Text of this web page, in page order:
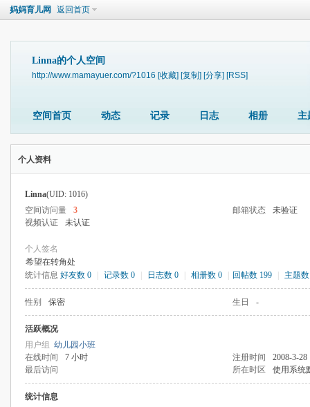
妈妈育儿网 返回首页
Linna的个人空间
http://www.mamayuer.com/?1016 [收藏] [复制] [分享] [RSS]
空间首页 动态 记录 日志 相册 主
个人资料
Linna(UID: 1016)
空间访问量
3 邮箱状态
未验证
视频认证
未认证
个人签名
希望在转角处
统计信息 好友数 0 记录数 0 日志数 0 相册数 0 回帖数 199 主题
性别 保密 生日 -
活跃概况
用户组 幼儿园小班
在线时间
7 小时 注册时间
2008-3-28
最后访问
所在时区 使用系统
统计信息